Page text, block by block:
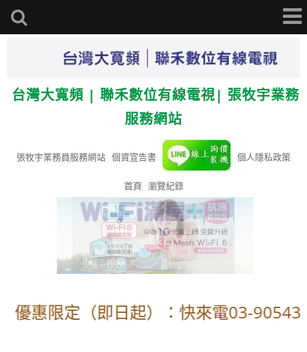
台灣大寬頻 | 聯禾數位有線電視| 張牧宇業務
服務網站
張牧宇業務員服務網站 個資宣告書 個人隱私政策
首頁 瀏覽紀錄
優惠限定（即日起）：快來電03-